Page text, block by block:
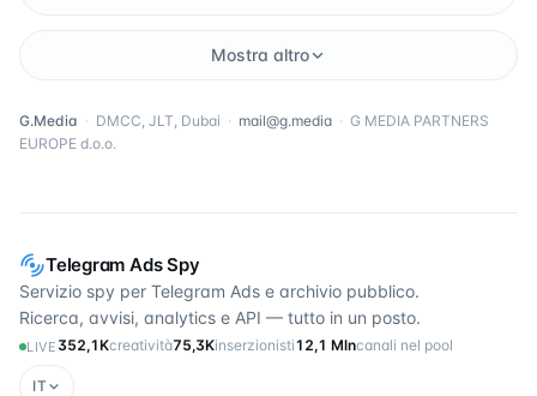
Telegram Ads Spy
Servizio spy per Telegram Ads e archivio pubblico.
Ricerca, avvisi, analytics e API — tutto in un posto.
LIVE 352,1Kcreatività75,3Kinserzionisti12,1 Mlncanali nel pool
IT
Mostra altro
G.Media · DMCC, JLT, Dubai · mail@g.media · G MEDIA PARTNERS
EUROPE d.o.o.